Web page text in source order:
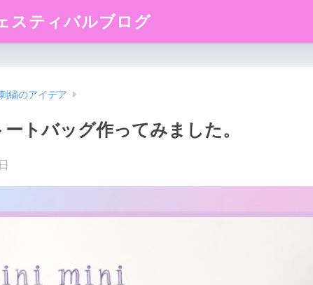
スティバルブログ
繍のアイデア
トバッグ作ってみました。